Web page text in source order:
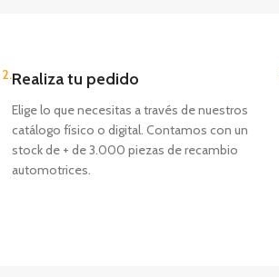
2.Realiza tu pedido
Elige lo que necesitas a través de nuestros
catálogo físico o digital. Contamos con un
stock de + de 3.000 piezas de recambio
automotrices.